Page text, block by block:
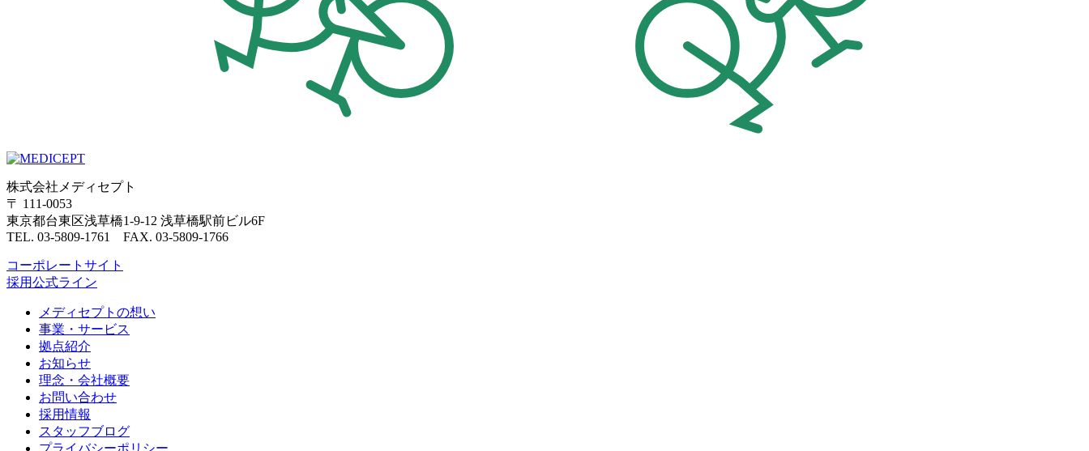
株式会社メディセプト
〒 111-0053
東京都台東区浅草橋1-9-12 浅草橋駅前ビル6F
TEL. 03-5809-1761 FAX. 03-5809-1766
コーポレートサイト
採用公式ライン
メディセプトの想い
事業・サービス
拠点紹介
お知らせ
理念・会社概要
お問い合わせ
採用情報
スタッフブログ
プライバシーポリシー